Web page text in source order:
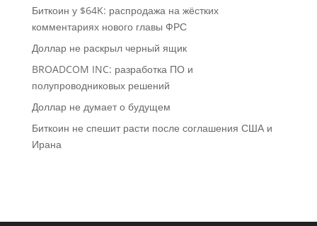
Биткоин у $64K: распродажа на жёстких
комментариях нового главы ФРС
Доллар не раскрыл черный ящик
BROADCOM INC: разработка ПО и
полупроводниковых решений
Доллар не думает о будущем
Биткоин не спешит расти после соглашения США и
Ирана